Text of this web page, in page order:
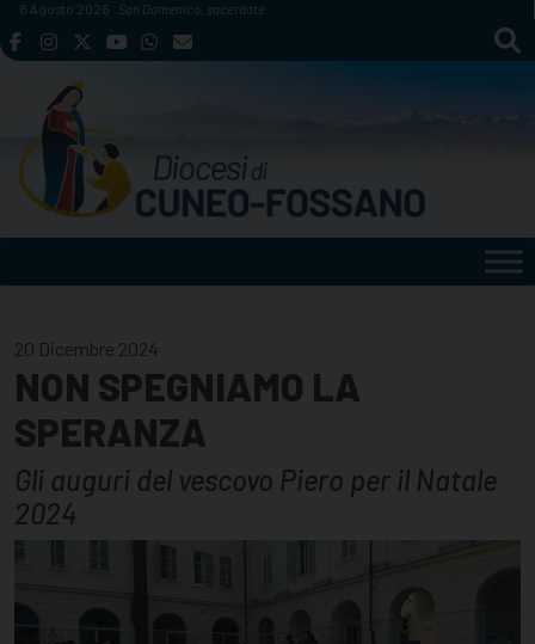
Skip
to
8 Agosto 2026 San Domenico, sacerdote
20 Dicembre 2024
NON SPEGNIAMO LA
SPERANZA
Gli auguri del vescovo Piero per il Natale
2024